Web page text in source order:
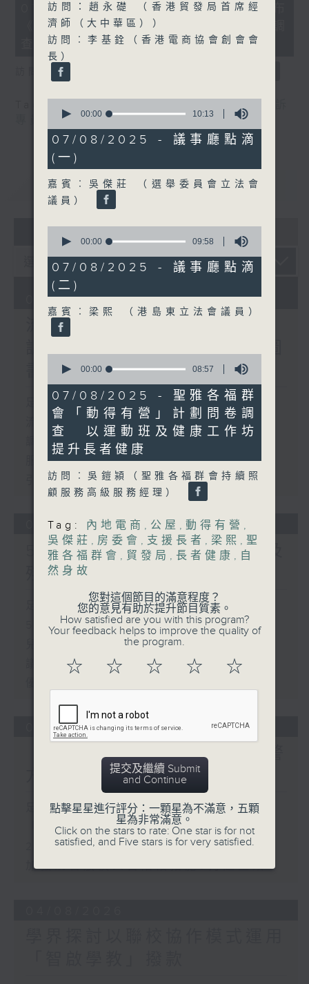
minutes,
seconds
07/08/2026 - 服務業總工會公布
《預防工作時中暑指引》執行情況調
查結果
訪問：郭偉强（工聯會職安健協會顧問）
自助圖書站 預防工作時中暑指引
重溫 CATCHUP
07 - 08 2026
07/08/2026
流動圖書館使用人數參差 申
書館服務
足本 Full (HKT 17:00 - 18:00)
流動圖書館使用人數參差 申訴專員主動
調查康文署三項圖書館服務
服務業總工會公布《預防工作時中暑指
引》執行情況調查結果
06/08/2026
5歲男童被虐致死 母親誤殺及
殘酷對待兒童罪成判囚22年
足本 Full (HKT 17:00 - 18:00)
5歲男童被虐致死 母親誤殺及殘酷對待
兒童罪成判囚22年
議員關注教科書價格升幅對基層影響 提
05/08/2026
「Fun Coffee」投資騙案 警
方接獲225宗報案
足本 Full (HKT 17:00 - 18:00)
「Fun Coffee」投資騙案 警方接獲
225宗報案
加強規管放債人首階段措施8月起生效
訪問：趙永礎 （香港貿發局首席經
濟師（大中華區））
訪問︰李基銓（香港電商協會創會會
長）
seconds
10
minutes,
13
seconds
00:00 10:13
07/08/2025 - 議事廳點滴
(一)
嘉賓︰吳傑莊 （選舉委員會立法會
議員）
seconds
9
minutes,
58
seconds
00:00 09:58
07/08/2025 - 議事廳點滴
(二)
嘉賓︰梁熙 （港島東立法會議員）
seconds
8
minutes,
57
seconds
00:00 08:57
07/08/2025 - 聖雅各福群
會「動得有營」計劃問卷調
查 以運動班及健康工作坊
提升長者健康
訪問︰吳鎧潁（聖雅各福群會持續照
顧服務高級服務經理）
Tag: 內地電商 , 公屋 , 動得有營 ,
吳傑莊 , 房委會 , 支援長者 , 梁熙 , 聖
雅各福群會 , 貿發局 , 長者健康 , 自
然身故
您對這個節目的滿意程度？
您的意見有助於提升節目質素。
How satisfied are you with this program?
Your feedback helps to improve the quality of
the program.
☆ ☆ ☆ ☆ ☆
提交及繼續 Submit
and Continue
點擊星星進行評分：一顆星為不滿意，五顆
星為非常滿意。
Click on the stars to rate: One star is for not
satisfied, and Five stars is for very satisfied.